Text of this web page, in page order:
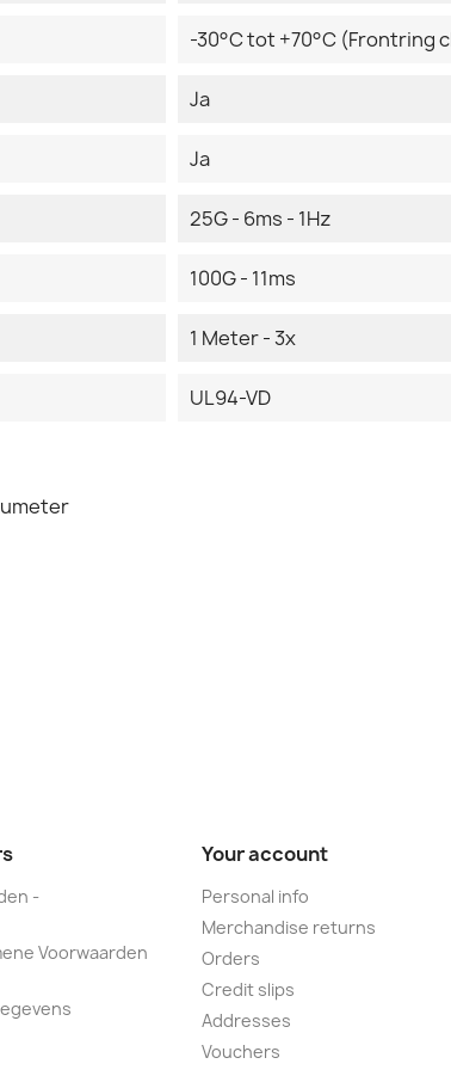
-30°C tot +70°C (Frontring
Ja
Ja
25G - 6ms - 1Hz
100G - 11ms
1 Meter - 3x
UL94-VD
-
Voorwaarden
Your account
Personal info
Merchandise returns
Orders
Credit slips
Addresses
Vouchers